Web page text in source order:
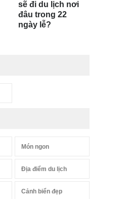
sẽ đi du lịch nơi
đâu trong 22
ngày lễ?
Món ngon
Địa điểm du lịch
Cảnh biển đẹp